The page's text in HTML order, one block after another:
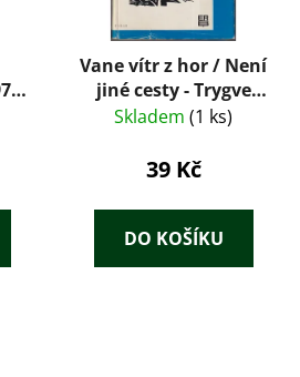
Vane vítr z hor / Není
jiné cesty - Trygve
Gulbranssen
Skladem (1 ks)
39 Kč
DO KOŠÍKU